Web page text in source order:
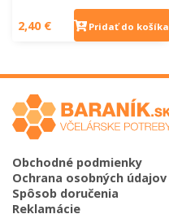
2,40 € Pridať do košíka
Obchodné podmienky
Ochrana osobných údajov
Spôsob doručenia
Reklamácie